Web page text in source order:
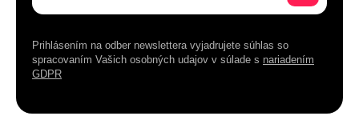
Prihlásením na odber newslettera vyjadrujete súhlas so
spracovaním Vašich osobných udajov v súlade s nariadením
GDPR